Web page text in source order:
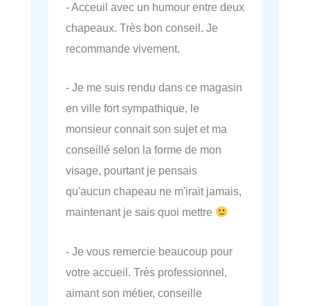
- Acceuil avec un humour entre deux
chapeaux. Très bon conseil. Je
recommande vivement.
- Je me suis rendu dans ce magasin
en ville fort sympathique, le
monsieur connait son sujet et ma
conseillé selon la forme de mon
visage, pourtant je pensais
qu'aucun chapeau ne m'irait jamais,
maintenant je sais quoi mettre
- Je vous remercie beaucoup pour
votre accueil. Très professionnel,
aimant son métier, conseille